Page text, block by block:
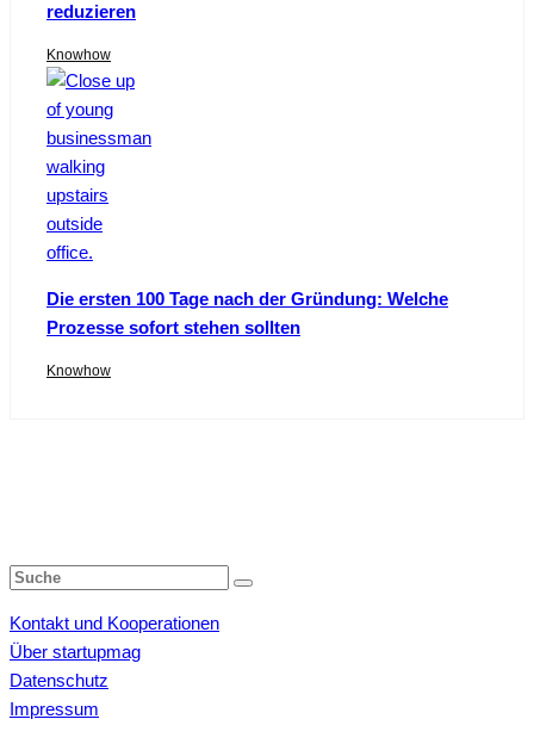
reduzieren
Knowhow
Die ersten 100 Tage nach der Gründung: Welche
Prozesse sofort stehen sollten
Knowhow
Kontakt und Kooperationen
Über startupmag
Datenschutz
Impressum